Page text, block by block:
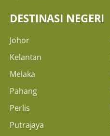
DESTINASI NEGERI
Johor
Kelantan
Melaka
Pahang
Perlis
Putrajaya